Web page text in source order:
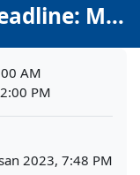
May
AM
PM
2023, 7:48 PM